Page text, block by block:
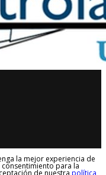
la mejor experiencia de
para la
de nuestra política